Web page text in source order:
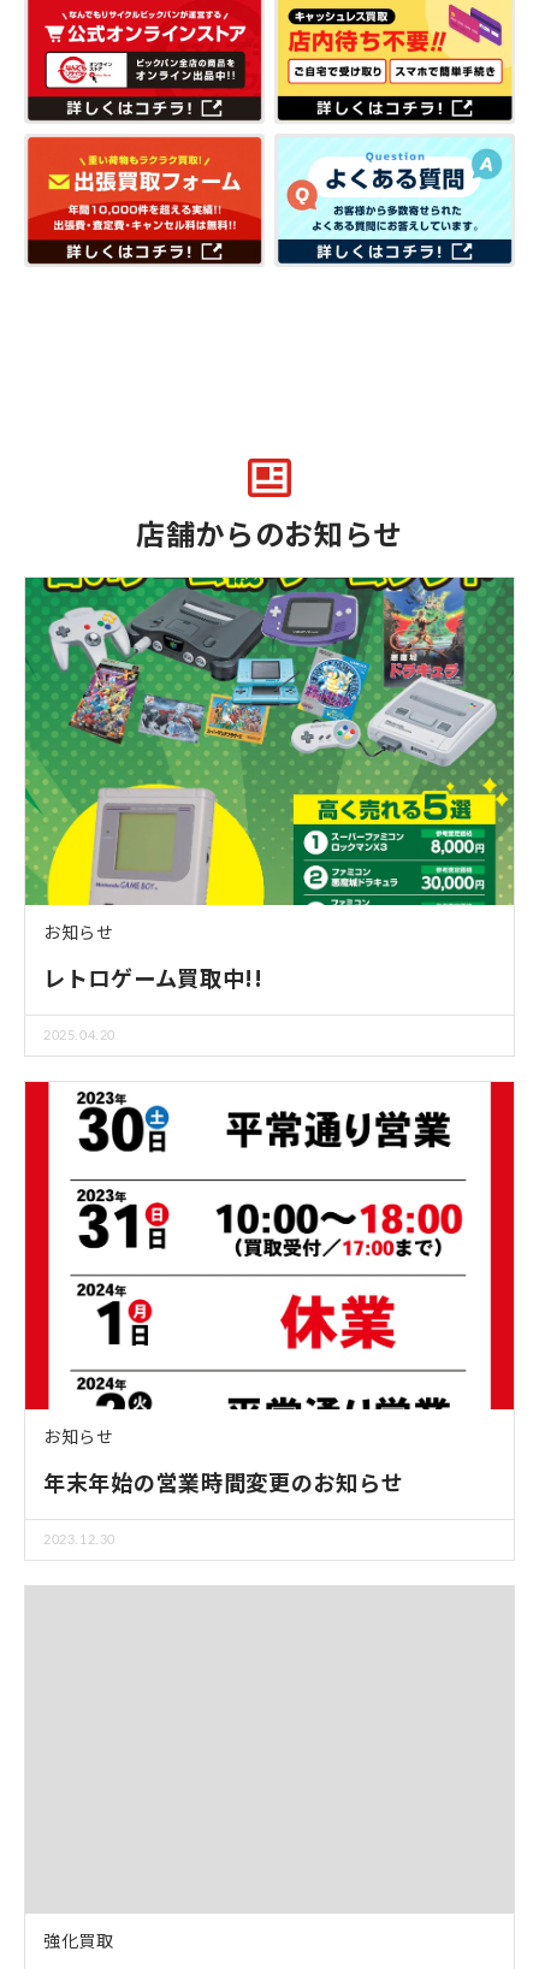
店舗からのお知らせ
2025.04.20
お知らせ
レトロゲーム買取中!!
2023.12.30
お知らせ
年末年始の営業時間変更のお知らせ
強化買取